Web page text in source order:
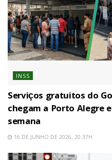
INSS
Serviços gratuitos do
chegam a Porto Alegre
semana
16 DE JUNHO DE 2026, 20:37H